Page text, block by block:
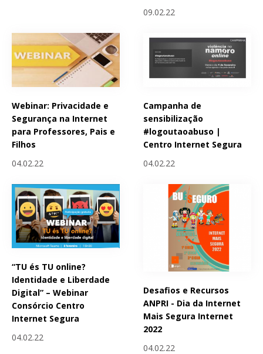
09.02.22
Webinar: Privacidade e
Segurança na Internet
para Professores, Pais e
Filhos
04.02.22
Campanha de
sensibilização
#logoutaoabuso |
Centro Internet Segura
04.02.22
“TU és TU online?
Identidade e Liberdade
Digital” – Webinar
Consórcio Centro
Internet Segura
04.02.22
Desafios e Recursos
ANPRI - Dia da Internet
Mais Segura Internet
2022
04.02.22